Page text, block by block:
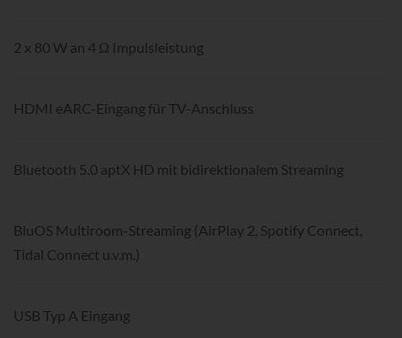
2 x 80 W an 4 Ω Impulsleistung
HDMI eARC-Eingang für TV-Anschluss
Bluetooth 5.0 aptX HD mit bidirektionalem Streaming
BluOS Multiroom-Streaming (AirPlay 2, Spotify Connect,
Tidal Connect u.v.m.)
USB Typ A Eingang